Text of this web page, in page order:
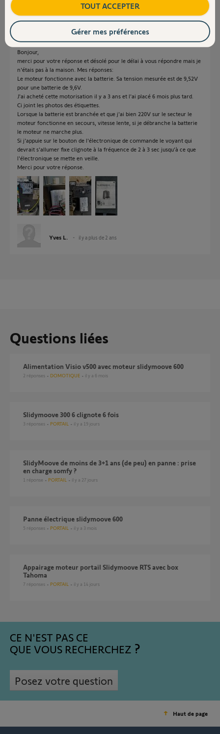
il y a plus de 2 ans
Bonjour,
merci pour votre réponse et désolé pour le délai à vous répondre mais je
n'étais pas à la maison. Mes réponses:
Le moteur fonctionne avec la batterie. Sa tension mesurée est de 9,52V
pour une batterie de 9,6V.
J'ai acheté cette motorisation il y a 3 ans et l'ai placé 6 mois plus tard.
Ci joint les photos des étiquettes.
Lorsque la batterie est branchée et que j'ai bien 220V sur le secteur le
moteur fonctionne en secours, vitesse lente, si je débranche la batterie
le moteur ne marche plus.
Si j'appuie sur le bouton de l'électronique de commande le voyant qui
devrait s'allumer fixe clignote à la fréquence de 2 à 3 sec jusqu'à ce que
l'électronique se mette en veille.
Merci pour votre réponse.
Yves L. il y a plus de 2 ans
Questions liées
Alimentation Visio v500 avec moteur slidymoove 600
2 réponses DOMOTIQUE il y a 6 mois
slidymoove 300 6 clignote 6 fois
3 réponses PORTAIL il y a 19 jours
SlidyMoove de moins de 3+1 ans (de peu) en panne : prise
en charge somfy ?
1 réponse PORTAIL il y a 27 jours
Panne électrique slidymoove 600
5 réponses PORTAIL il y a 3 mois
Appairage moteur portail Slidymoove RTS avec box
Tahoma
7 réponses PORTAIL il y a 14 jours
CE N'EST PAS CE
QUE VOUS RECHERCHEZ
Posez votre question
Haut de page
TOUT ACCEPTER
Gérer mes préférences